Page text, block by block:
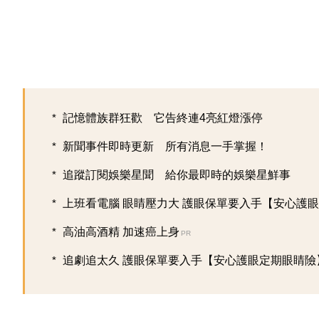
記憶體族群狂歡 它告終連4亮紅燈漲停
新聞事件即時更新 所有消息一手掌握！
追蹤訂閱娛樂星聞 給你最即時的娛樂星鮮事
上班看電腦 眼睛壓力大 護眼保單要入手【安心護
高油高酒精 加速癌上身 PR
追劇追太久 護眼保單要入手【安心護眼定期眼睛險